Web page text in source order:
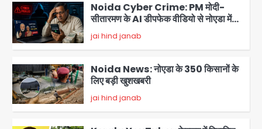
3
Noida Cyber Crime: PM मोदी-
सीतारमण के AI डीपफेक वीडियो से नोएडा में
बुजुर्ग से 70 लाख की ठगी
jai hind janab
4
Noida News: नोएडा के 350 किसानों के
लिए बड़ी खुशखबरी
jai hind janab